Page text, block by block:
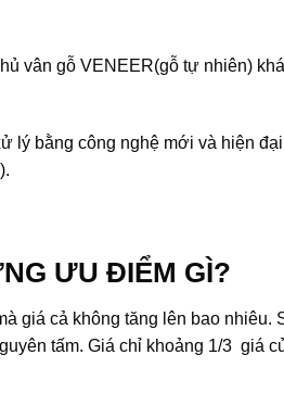
vân gỗ VENEER(gỗ tự nhiên)
lý bằng công nghệ mới và hiện
ƯU ĐIỂM GÌ?
giá cả không tăng lên bao nhiêu.
tấm. Giá chỉ khoảng 1/3 giá